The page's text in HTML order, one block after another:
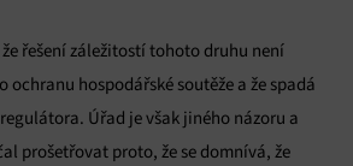
řešení záležitostí tohoto druhu není
ochranu hospodářské soutěže a že spadá
Úřad je však jiného názoru a
prošetřovat proto, že se domnívá, že